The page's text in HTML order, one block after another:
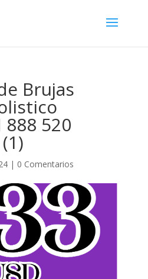
Brujas
888 520
| 0 Comentarios